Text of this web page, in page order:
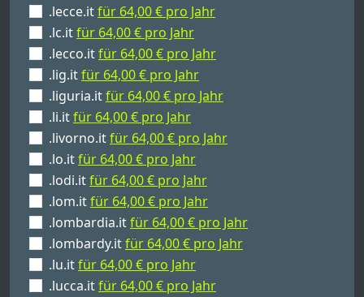
.lecce.itfür 64,00 € pro Jahr
.lc.itfür 64,00 € pro Jahr
.lecco.itfür 64,00 € pro Jahr
.lig.itfür 64,00 € pro Jahr
.liguria.itfür 64,00 € pro Jahr
.li.itfür 64,00 € pro Jahr
.livorno.itfür 64,00 € pro Jahr
.lo.itfür 64,00 € pro Jahr
.lodi.itfür 64,00 € pro Jahr
.lom.itfür 64,00 € pro Jahr
.lombardia.itfür 64,00 € pro Jahr
.lombardy.itfür 64,00 € pro Jahr
.lu.itfür 64,00 € pro Jahr
.lucca.itfür 64,00 € pro Jahr